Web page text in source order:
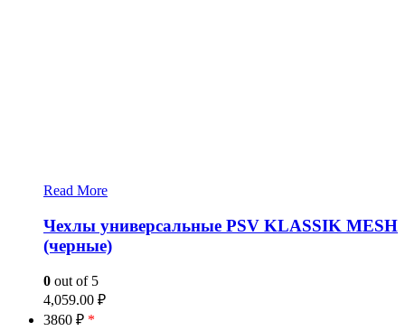
Read More
Чехлы универсальные PSV KLASSIK MESH
(черные)
0 out of 5
4,059.00 ₽
3860 ₽ *